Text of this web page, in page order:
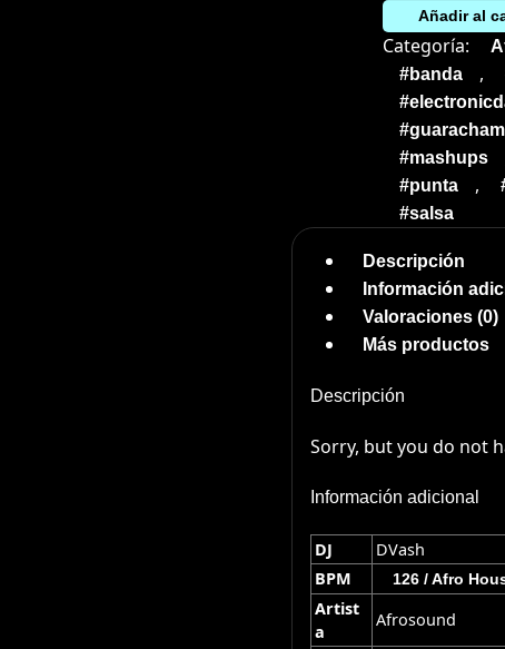
Añadir al
Categoría:
#banda ,
#mashups
#punta ,
#salsa
Descripción
Información
Valoraciones (0)
Más productos
Descripción
Sorry, but you do not
Información adicional
DJ
DVash
BPM
126 / Afro
Artist
a
Afrosound